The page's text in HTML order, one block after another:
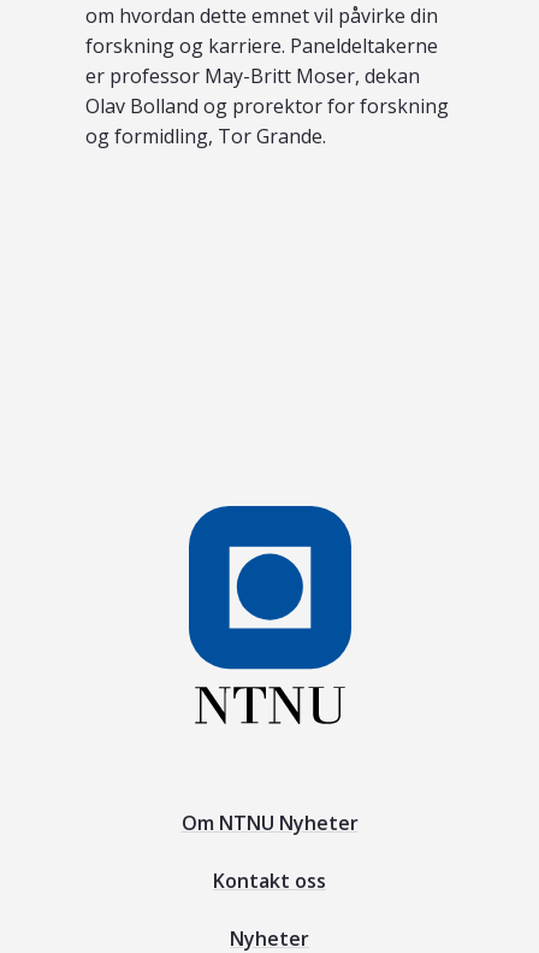
om hvordan dette emnet vil påvirke din
forskning og karriere. Paneldeltakerne
er professor May-Britt Moser, dekan
Olav Bolland og prorektor for forskning
og formidling, Tor Grande.
Om NTNU Nyheter
Kontakt oss
Nyheter